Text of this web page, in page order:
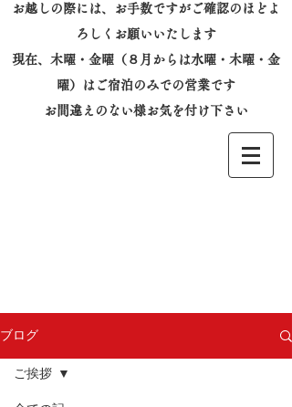
お越しの際には、
お手数ですがご確認のほどよ
ろしくお願いいたします
​現在、木曜・金曜（８月からは水曜・木曜・金
曜）はご宿泊のみでの営業です
お間違えのない様お気を付け下さい
ブログ
ご挨拶